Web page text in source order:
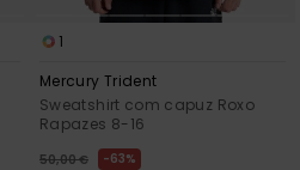
1
Mercury Trident
Sweatshirt com capuz Roxo
Rapazes 8-16
50,00 € 63%